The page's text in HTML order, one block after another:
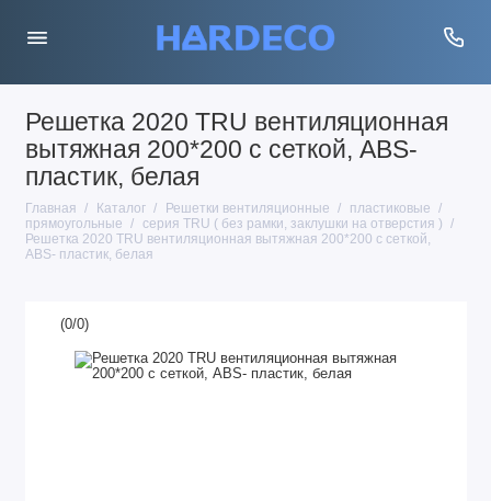
Решетка 2020 TRU вентиляционная
вытяжная 200*200 с сеткой, АВS-
пластик, белая
Главная Каталог Решетки вентиляционные
пластиковые
прямоугольные
серия TRU ( без рамки, заклушки на отверстия )
Решетка 2020 TRU вентиляционная вытяжная 200*200 с сеткой,
АВS- пластик, белая
(0/0)